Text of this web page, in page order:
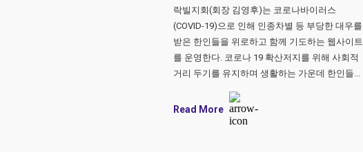
락빌지회(회장 김영후)는 코로나바이러스
(COVID-19)으로 인해 인종차별 등 부당한 대우를
받은 한인들을 위로하고 함께 기도하는 웹사이트
를 운영한다. 코로나 19 확산저지를 위해 사회적
거리 두기를 유지하며 생활하는 가운데 한인들...
Read More